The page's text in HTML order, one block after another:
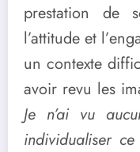
prestation de
l’attitude et
un contexte
avoir revu les
Je n’ai vu
individualiser